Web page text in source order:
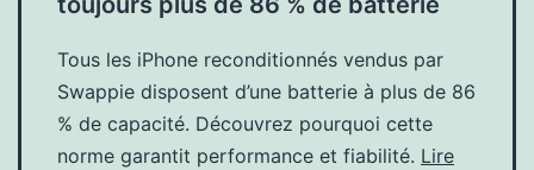
Tous les iPhone reconditionnés vendus par
Swappie disposent d’une batterie à plus de 86
% de capacité. Découvrez pourquoi cette
norme garantit performance et fiabilité. Lire